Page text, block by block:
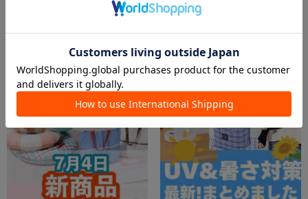
キッチンアイテム🧂✨
shino
宇都宮インターパークビレッジ店
3COINS
【お祭り・花火大会】おすすめアイテム！
ルミネ2 ルミネ大宮西口別館
3COINS